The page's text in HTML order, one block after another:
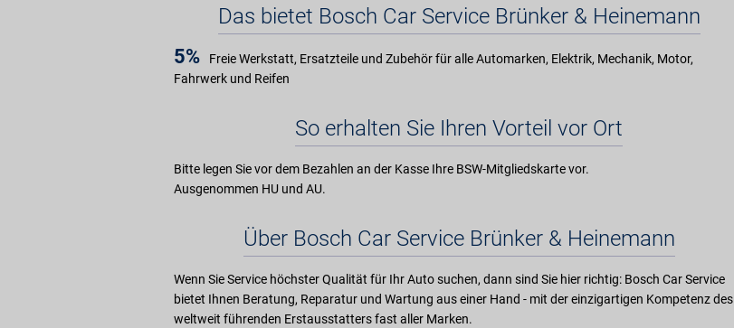
Das bietet Bosch Car Service Brünker & Heinemann
5%
Freie Werkstatt, Ersatzteile und Zubehör für alle Automarken, Elektrik, Mechanik, Motor,
Fahrwerk und Reifen
So erhalten Sie Ihren Vorteil vor Ort
Bitte legen Sie vor dem Bezahlen an der Kasse Ihre BSW-Mitgliedskarte vor.
Ausgenommen HU und AU.
Über Bosch Car Service Brünker & Heinemann
Wenn Sie Service höchster Qualität für Ihr Auto suchen, dann sind Sie hier richtig: Bosch Car Service
bietet Ihnen Beratung, Reparatur und Wartung aus einer Hand - mit der einzigartigen Kompetenz des
weltweit führenden Erstausstatters fast aller Marken.